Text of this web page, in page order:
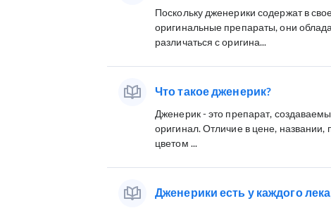
Поскольку дженерики содержат в
оригинальные препараты, они
различаться с оригина...
Что такое дженерик?
Дженерик - это препарат,
оригинал. Отличие в цене,
цветом ...
Дженерики есть у каждого